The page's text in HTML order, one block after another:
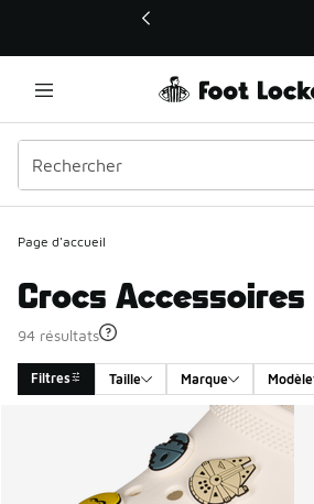
Ce lien ouvrira une nouvelle fenêtre
Page d'accueil
Crocs Accessoires
94 résultats
Filtres Taille Marque Modèle
Search Results